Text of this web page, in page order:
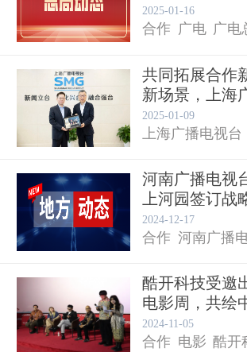
合作...
2025-01-16
合作 广电 广电
共同拓展合作
新场景，上海
中国...
2025-01-09
上海广播电视台
金融
河南广播电视
上河园签订战
2024-12-17
合作 河南广播
酷开科技受邀
电影周，共绘
合...
2024-11-05
合作 电影 酷开